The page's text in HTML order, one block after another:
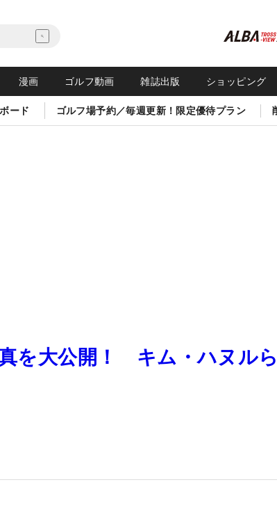
漫画 ゴルフ動画 雑誌出版 ショッピング
ード ゴルフ場予約／毎週更新！限定優待プラン
を大公開！ キム・ハヌル